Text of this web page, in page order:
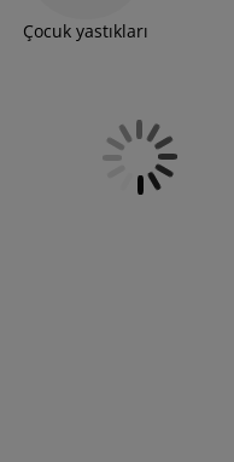
Çocuk yastıkları